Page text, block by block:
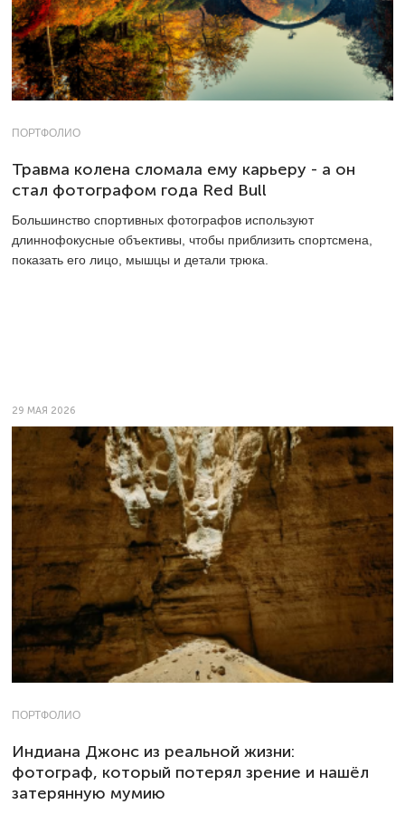
ПОРТФОЛИО
Травма колена сломала ему карьеру - а он
стал фотографом года Red Bull
Большинство спортивных фотографов используют
длиннофокусные объективы, чтобы приблизить спортсмена,
показать его лицо, мышцы и детали трюка.
29 МАЯ 2026
ПОРТФОЛИО
Индиана Джонс из реальной жизни:
фотограф, который потерял зрение и нашёл
затерянную мумию